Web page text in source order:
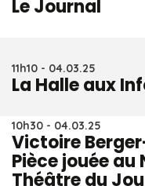
Le Journal
11h10 - 04.03.25
La Halle aux
10h30 - 04.03.25
Victoire
Pièce jouée au
Théâtre du